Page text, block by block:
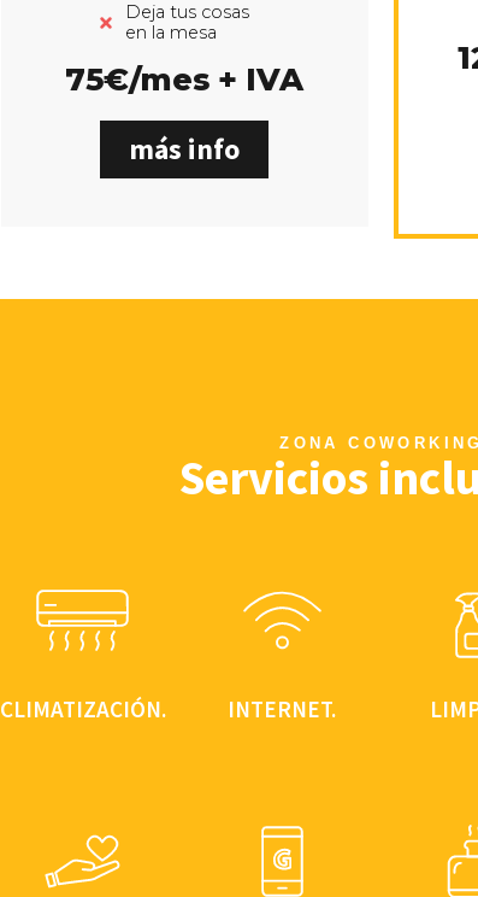
Deja tus cosas
en la mesa
75€/mes + IVA
más info
ZONA COWORKING
Servicios
CLIMATIZACIÓN.
edificio. Y, por
supuesto, agua y
luz incluidas. No
más facturas
INTERNET.
Conexión
internet
ethernet y wifi
en todos los
puestos fijos, flex
Tu